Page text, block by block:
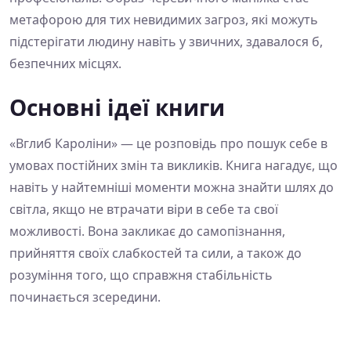
метафорою для тих невидимих загроз, які можуть
підстерігати людину навіть у звичних, здавалося б,
безпечних місцях.
Основні ідеї книги
«Вглиб Кароліни» — це розповідь про пошук себе в
умовах постійних змін та викликів. Книга нагадує, що
навіть у найтемніші моменти можна знайти шлях до
світла, якщо не втрачати віри в себе та свої
можливості. Вона закликає до самопізнання,
прийняття своїх слабкостей та сили, а також до
розуміння того, що справжня стабільність
починається зсередини.